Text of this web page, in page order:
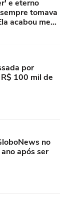
e eterno
tomava
acabou me
por
100 mil de
no
após ser